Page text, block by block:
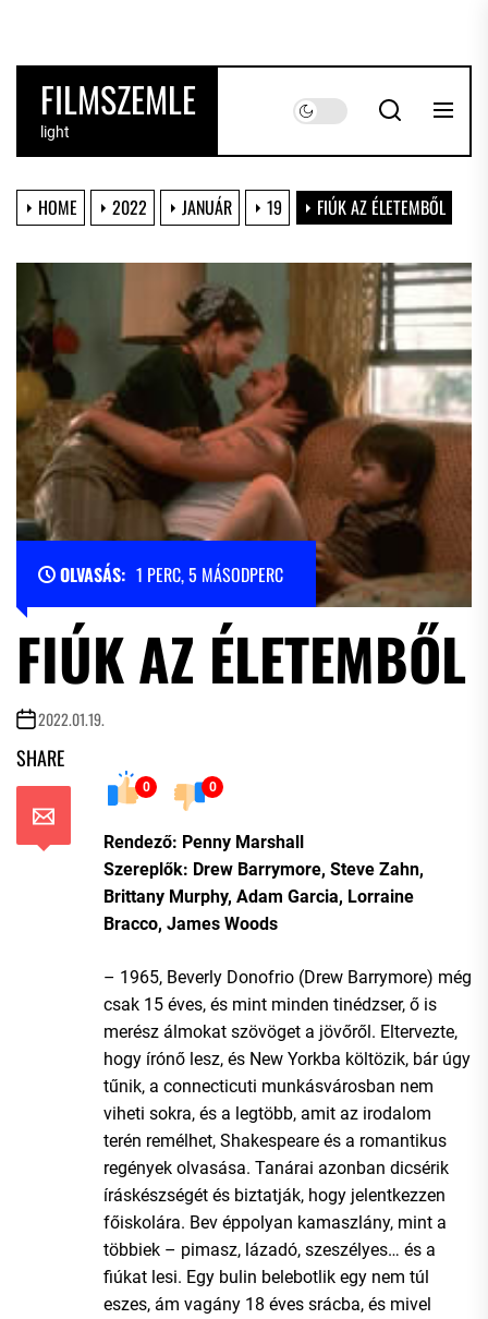
the
contentFILMSZEMLE
light
HOME 2022 JANUÁR 19 FIÚK AZ ÉLETEMBŐL
OLVASÁS: 1 PERC, 5 MÁSODPERC
FIÚK AZ ÉLETEMBŐL
2022.01.19.
SHARE
0 0
Rendező: Penny Marshall
Szereplők: Drew Barrymore, Steve Zahn,
Brittany Murphy, Adam Garcia, Lorraine
Bracco, James Woods
– 1965, Beverly Donofrio (Drew Barrymore) még
csak 15 éves, és mint minden tinédzser, ő is
merész álmokat szövöget a jövőről. Eltervezte,
hogy írónő lesz, és New Yorkba költözik, bár úgy
tűnik, a connecticuti munkásvárosban nem
viheti sokra, és a legtöbb, amit az irodalom
terén remélhet, Shakespeare és a romantikus
regények olvasása. Tanárai azonban dicsérik
íráskészségét és biztatják, hogy jelentkezzen
főiskolára. Bev éppolyan kamaszlány, mint a
többiek – pimasz, lázadó, szeszélyes… és a
fiúkat lesi. Egy bulin belebotlik egy nem túl
eszes, ám vagány 18 éves srácba, és mivel